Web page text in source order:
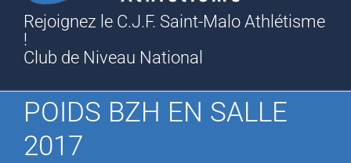
Rejoignez le C.J.F. Saint-Malo Athlétisme
!
Club de Niveau National
POIDS BZH EN SALLE
2017